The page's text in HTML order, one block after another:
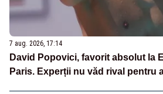
7 aug. 2026, 17:14
David Popovici, favorit absolut la
Paris. Experții nu văd rival pentru